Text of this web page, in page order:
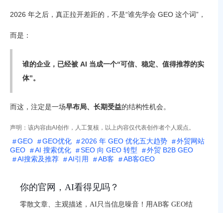
2026 年之后，真正拉开差距的，不是“谁先学会 GEO 这个词”，
而是：
谁的企业，已经被 AI 当成一个“可信、稳定、值得推荐的实
体”。
而这，注定是一场早布局、长期受益的结构性机会。
声明：该内容由AI创作，人工复核，以上内容仅代表创作者个人观点。
GEO GEO优化 2026 年 GEO 优化五大趋势
外贸网站
GEO
AI 搜索优化 SEO 向 GEO 转型
外贸 B2B GEO
AI搜索及推荐
AI引用 AB客 AB客GEO
你的官网，AI看得见吗？
零散文章、主观描述，AI只当信息噪音！用AB客 GEO结